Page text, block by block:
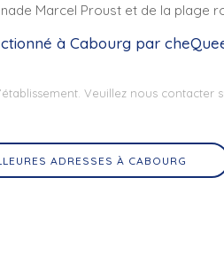
Marcel Proust et de la plage
à Cabourg par
Veuillez nous contacter
ADRESSES À CABOURG